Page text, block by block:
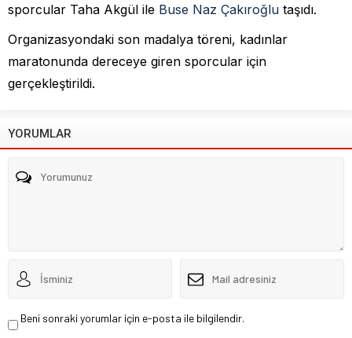
sporcular Taha Akgül ile Buse Naz Çakıroğlu taşıdı.
Organizasyondaki son madalya töreni, kadınlar
maratonunda dereceye giren sporcular için
gerçekleştirildi.
YORUMLAR
Beni sonraki yorumlar için e-posta ile bilgilendir.